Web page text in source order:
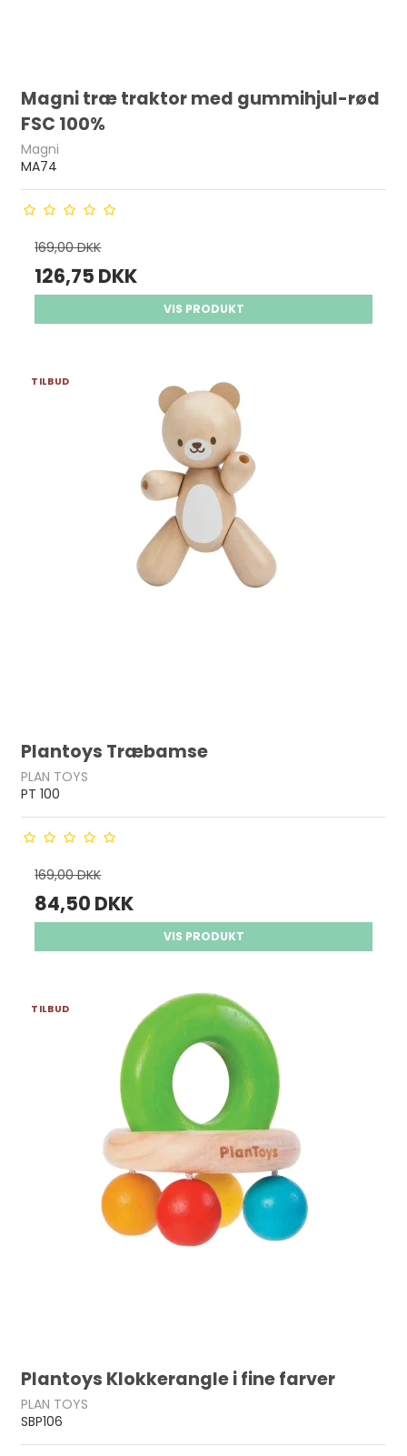
Magni træ traktor med gummihjul-rød
FSC 100%
Magni
MA74
169,00 DKK
126,75 DKK
VIS PRODUKT
TILBUD
Plantoys Træbamse
PLAN TOYS
PT 100
169,00 DKK
84,50 DKK
VIS PRODUKT
TILBUD
Plantoys Klokkerangle i fine farver
PLAN TOYS
SBP106